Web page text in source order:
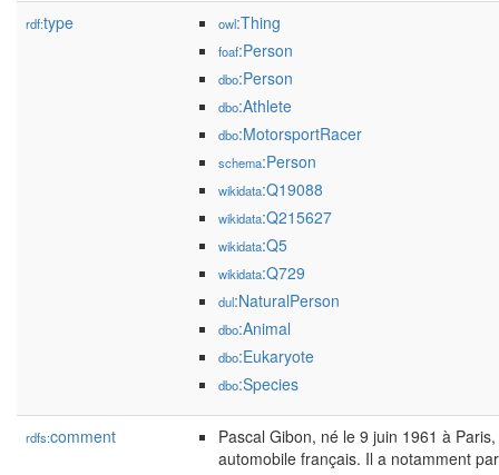
rdf:type owl:Thing
foaf:Person
dbo:Person
dbo:Athlete
dbo:MotorsportRacer
schema:Person
wikidata:Q19088
wikidata:Q215627
wikidata:Q5
wikidata:Q729
dul:NaturalPerson
dbo:Animal
dbo:Eukaryote
dbo:Species
rdfs:comment
Pascal Gibon, né le 9 juin 1961 à
automobile français. Il a notamment